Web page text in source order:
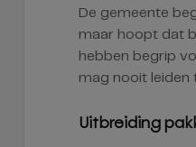
De gemeente
maar hoopt dat
hebben begrip
mag nooit leiden
Uitbreiding